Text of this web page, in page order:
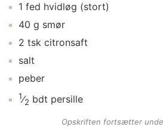
1 fed hvidløg (stort)
40 g smør
2 tsk citronsaft
salt
peber
1⁄2 bdt persille
Opskriften fortsætter